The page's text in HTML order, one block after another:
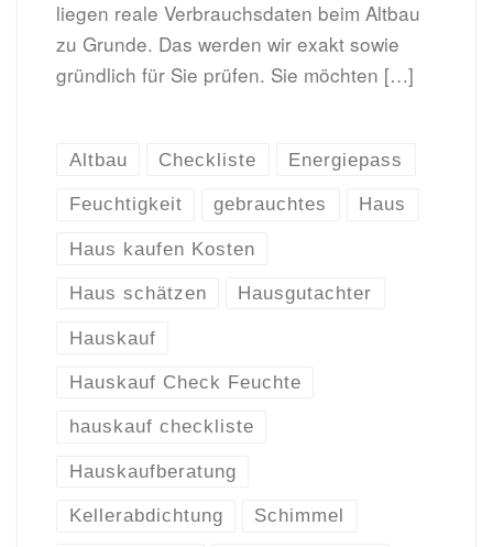
liegen reale Verbrauchsdaten beim Altbau
zu Grunde. Das werden wir exakt sowie
gründlich für Sie prüfen. Sie möchten […]
Altbau Checkliste Energiepass
Feuchtigkeit gebrauchtes Haus
Haus kaufen Kosten
Haus schätzen Hausgutachter
Hauskauf
Hauskauf Check Feuchte
hauskauf checkliste
Hauskaufberatung
Kellerabdichtung Schimmel